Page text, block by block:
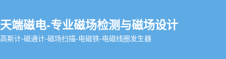
天端磁电-专业磁场检测与磁场设计
高斯计-磁通计-磁场扫描-电磁铁-电磁线圈发生器